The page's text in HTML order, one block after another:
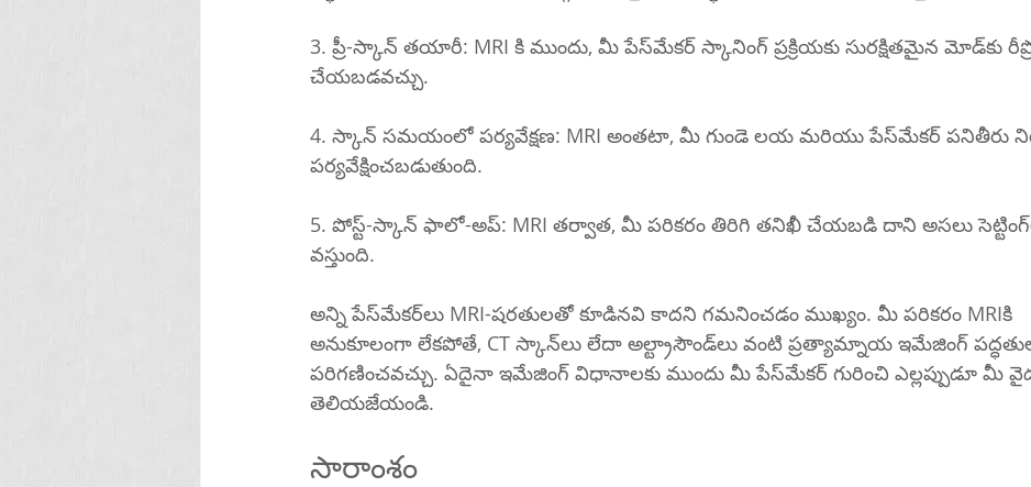
3. ప్రీ-స్కాన్ తయారీ: MRI కి ముందు, మీ పేస్‌మేకర్ స్కానింగ్ ప్రక్రియకు సురక్షితమైన మోడ్‌కు రీప్రోగ్రామ్
చేయబడవచ్చు.
4. స్కాన్ సమయంలో పర్యవేక్షణ: MRI అంతటా, మీ గుండె లయ మరియు పేస్‌మేకర్ పనితీరు నిరంతరం
పర్యవేక్షించబడుతుంది.
5. పోస్ట్-స్కాన్ ఫాలో-అప్: MRI తర్వాత, మీ పరికరం తిరిగి తనిఖీ చేయబడి దాని అసలు సెట్టింగ్‌లకు తిరిగి
వస్తుంది.
అన్ని పేస్‌మేకర్‌లు MRI-షరతులతో కూడినవి కాదని గమనించడం ముఖ్యం. మీ పరికరం MRIకి
అనుకూలంగా లేకపోతే, CT స్కాన్‌లు లేదా అల్ట్రాసౌండ్‌లు వంటి ప్రత్యామ్నాయ ఇమేజింగ్ పద్ధతులను
పరిగణించవచ్చు. ఏదైనా ఇమేజింగ్ విధానాలకు ముందు మీ పేస్‌మేకర్ గురించి ఎల్లప్పుడూ మీ వైద్యులకు
తెలియజేయండి.
సారాంశం